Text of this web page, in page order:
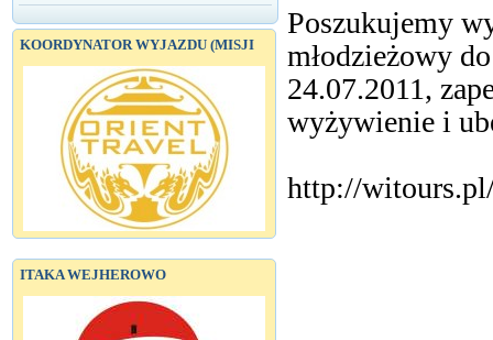
KOORDYNATOR WYJAZDU (MISJI
ITAKA WEJHEROWO
Poszukujemy
młodzieżowy
24.07.2011,
wyżywienie i
http://